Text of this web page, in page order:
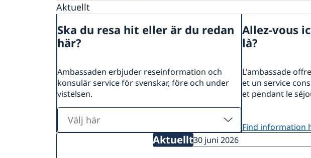
Vi är en resurs för svenska företag
Så kan du få stöd
Svenska företag i Tunisien
Aktuellt
Ska du resa hit eller är du redan
här?
Ambassaden erbjuder reseinformation och
konsulär service för svenskar, före och under
vistelsen.
här
Allez-vous
là?
L'ambassade
et un service
et pendant le
Find information
Aktuellt30 juni 2026